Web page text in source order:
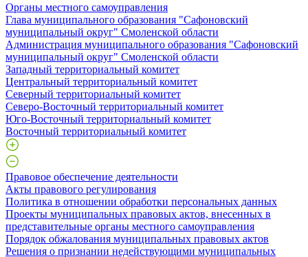
Органы местного самоуправления
Глава муниципального образования "Сафоновский
муниципальный округ" Смоленской области
Администрация муниципального образования "Сафоновский
муниципальный округ" Смоленской области
Западный территориальный комитет
Центральный территориальный комитет
Северный территориальный комитет
Северо-Восточный территориальный комитет
Юго-Восточный территориальный комитет
Восточный территориальный комитет
Правовое обеспечение деятельности
Акты правового регулирования
Политика в отношении обработки персональных данных
Проекты муниципальных правовых актов, внесенных в
представительные органы местного самоуправления
Порядок обжалования муниципальных правовых актов
Решения о признании недействующими муниципальных